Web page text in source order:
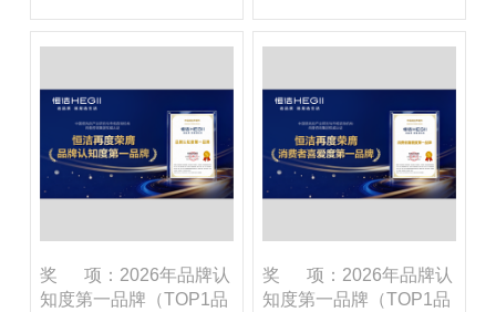
奖 项：2026年品牌认
知度第一品牌（TOP1品
奖 项：2026年品牌认
知度第一品牌（TOP1品